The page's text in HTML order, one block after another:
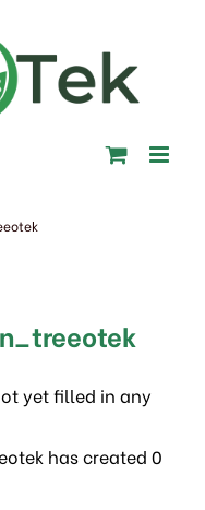
yet filled in any
has created 0